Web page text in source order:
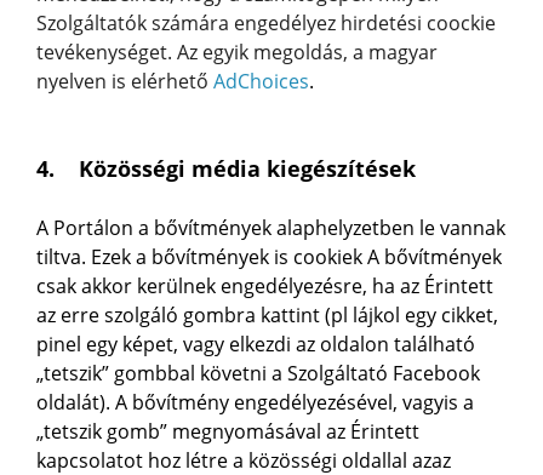
Szolgáltatók számára engedélyez hirdetési coockie
tevékenységet. Az egyik megoldás, a magyar
nyelven is elérhető AdChoices.
4. Közösségi média kiegészítések
A Portálon a bővítmények alaphelyzetben le vannak
tiltva. Ezek a bővítmények is cookiek A bővítmények
csak akkor kerülnek engedélyezésre, ha az Érintett
az erre szolgáló gombra kattint (pl lájkol egy cikket,
pinel egy képet, vagy elkezdi az oldalon található
„tetszik” gombbal követni a Szolgáltató Facebook
oldalát). A bővítmény engedélyezésével, vagyis a
„tetszik gomb” megnyomásával az Érintett
kapcsolatot hoz létre a közösségi oldallal azaz